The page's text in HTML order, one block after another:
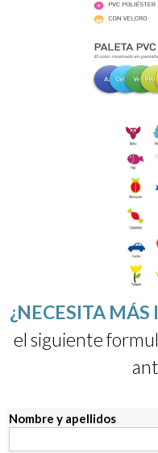
¿NECESITA
el siguiente
Nombre y apellidos